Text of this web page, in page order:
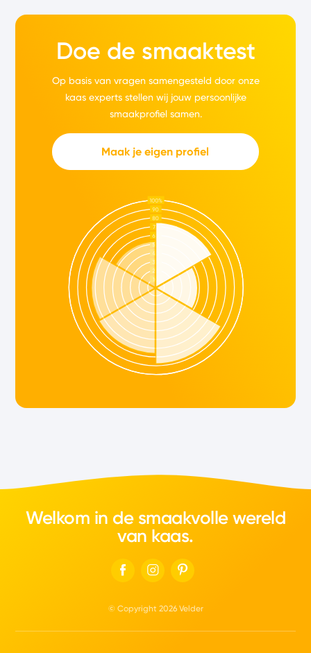
Doe de smaaktest
Op basis van vragen samengesteld door onze
kaas experts stellen wij jouw persoonlijke
smaakprofiel samen.
Maak je eigen profiel
Welkom in de smaakvolle wereld
van kaas.
© Copyright 2026 Velder